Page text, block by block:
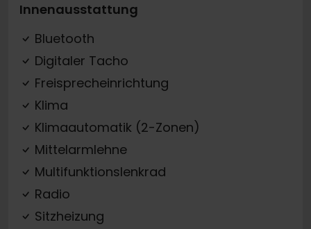
Innenausstattung
Bluetooth
Digitaler Tacho
Freisprecheinrichtung
Klima
Klimaautomatik (2-Zonen)
Mittelarmlehne
Multifunktionslenkrad
Radio
Sitzheizung